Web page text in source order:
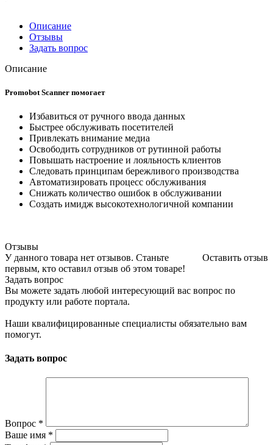
Описание
Отзывы
Задать вопрос
Описание
Promobot Scanner помогает
Избавиться от ручного ввода данных
Быстрее обслуживать посетителей
Привлекать внимание медиа
Освободить сотрудников от рутинной работы
Повышать настроение и лояльность клиентов
Следовать принципам бережливого производства
Автоматизировать процесс обслуживания
Снижать количество ошибок в обслуживании
Создать имидж высокотехнологичной компании
Отзывы
Оставить отзыв
У данного товара нет отзывов. Станьте
первым, кто оставил отзыв об этом товаре!
Задать вопрос
Вы можете задать любой интересующий вас вопрос по
продукту или работе портала.
Наши квалифицированные специалисты обязательно вам
помогут.
Задать вопрос
Вопрос *
Ваше имя *